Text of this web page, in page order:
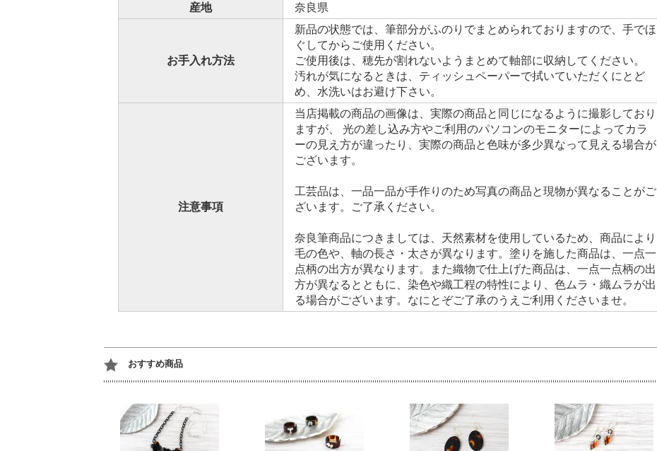
産地
奈良県
お手入れ方法
新品の状態では、筆部分がふのりでまとめられておりますので、手でほ
ぐしてからご使用ください。
ご使用後は、穂先が割れないようまとめて軸部に収納してください。
汚れが気になるときは、ティッシュペーパーで拭いていただくにとど
め、水洗いはお避け下さい。
注意事項
当店掲載の商品の画像は、実際の商品と同じになるように撮影しており
ますが、 光の差し込み方やご利用のパソコンのモニターによってカラ
ーの見え方が違ったり、実際の商品と色味が多少異なって見える場合が
ございます。
工芸品は、一品一品が手作りのため写真の商品と現物が異なることがご
ざいます。ご了承ください。
奈良筆商品につきましては、天然素材を使用しているため、商品により
毛の色や、軸の長さ・太さが異なります。塗りを施した商品は、一点一
点柄の出方が異なります。また織物で仕上げた商品は、一点一点柄の出
方が異なるとともに、染色や織工程の特性により、色ムラ・織ムラが出
る場合がございます。なにとぞご了承のうえご利用くださいませ。
おすすめ商品